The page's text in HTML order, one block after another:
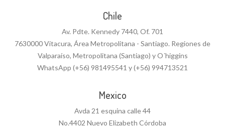
Chile
Av. Pdte. Kennedy 7440, Of. 701
7630000 Vitacura, Área Metropolitana - Santiago. Regiones de
Valparaíso, Metropolitana (Santiago) y O´higgins
WhatsApp (+56) 981495541 y (+56) 994713521
Mexico
Avda 21 esquina calle 44
No.4402 Nuevo Elizabeth Córdoba